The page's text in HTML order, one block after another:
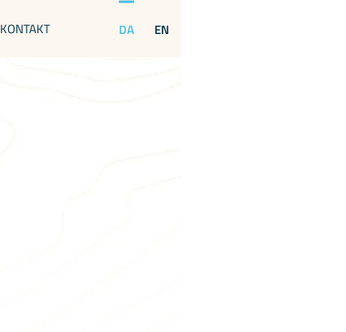
KONTAKT DA EN